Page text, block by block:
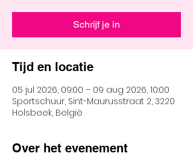
Schrijf je in
Tijd en locatie
05 jul 2026, 09:00 – 09 aug 2026, 10:00
Sportschuur, Sint-Maurusstraat 2, 3220
Holsbeek, België
Over het evenement